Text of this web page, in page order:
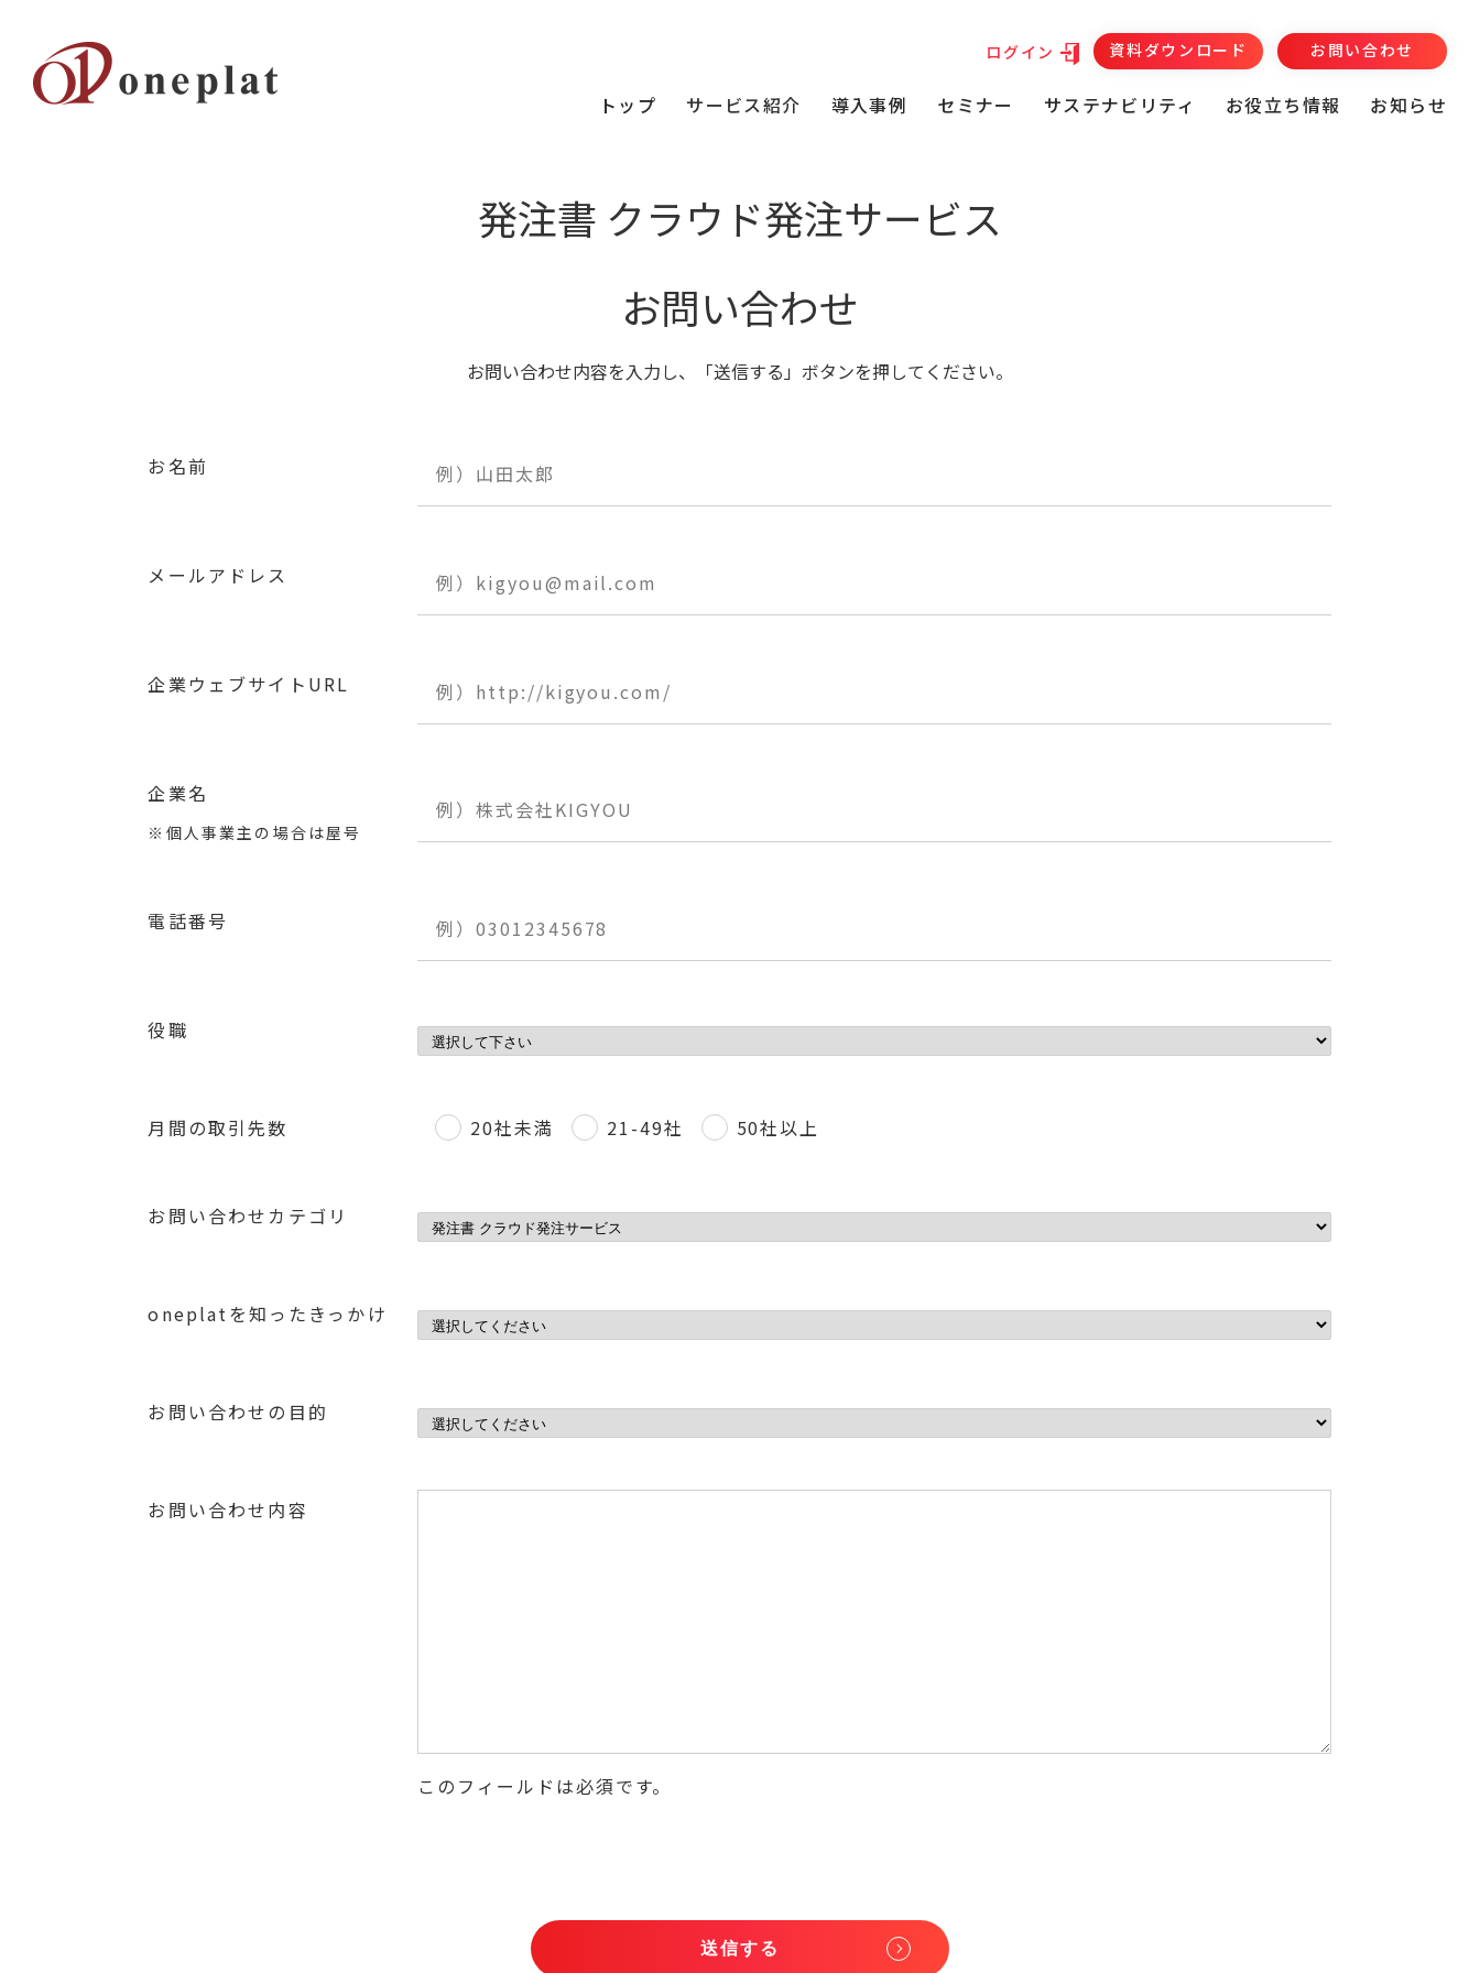
ログイン 資料ダウンロード お問い合わせ
トップ サービス紹介 導入事例 セミナー サステナビリティ お役立ち情報 お知らせ
発注書 クラウド発注サービス
お問い合わせ
お問い合わせ内容を入力し、「送信する」ボタンを押してください。
お名前
メールアドレス
企業ウェブサイトURL
企業名
※個人事業主の場合は屋号
電話番号
役職
月間の取引先数 20社未満 21-49社 50社以上
お問い合わせカテゴリ
oneplatを知ったきっかけ
お問い合わせの目的
お問い合わせ内容
このフィールドは必須です。